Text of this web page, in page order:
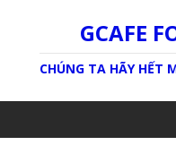
GCAFE
CHÚNG TA HÃY HẾT